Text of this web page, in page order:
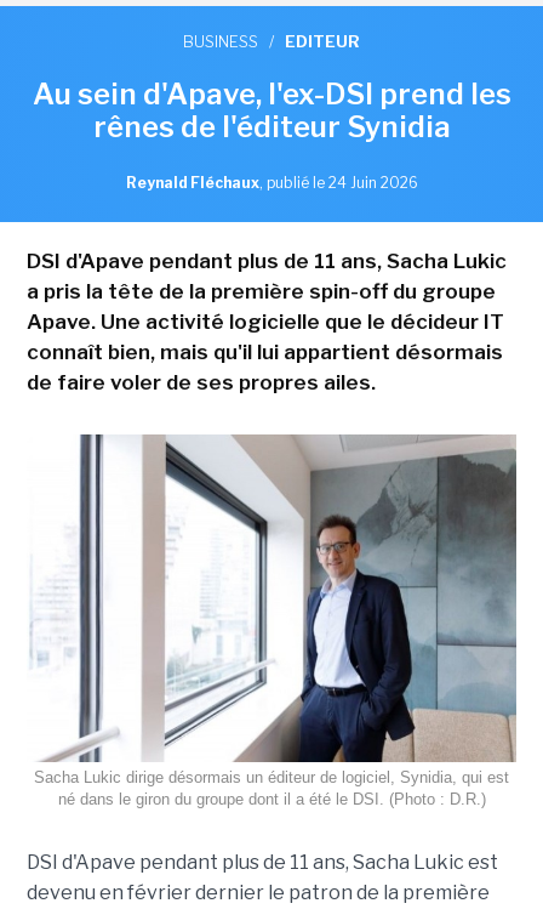
BUSINESS / EDITEUR
Au sein d'Apave, l'ex-DSI prend les
rênes de l'éditeur Synidia
Reynald Fléchaux, publié le 24 Juin 2026
DSI d'Apave pendant plus de 11 ans, Sacha Lukic
a pris la tête de la première spin-off du groupe
Apave. Une activité logicielle que le décideur IT
connaît bien, mais qu'il lui appartient désormais
de faire voler de ses propres ailes.
Sacha Lukic dirige désormais un éditeur de logiciel, Synidia, qui est
né dans le giron du groupe dont il a été le DSI. (Photo : D.R.)
DSI d'Apave pendant plus de 11 ans, Sacha Lukic est
devenu en février dernier le patron de la première